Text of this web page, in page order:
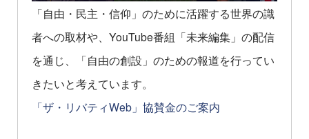
「自由・民主・信仰」のために活躍する世界の識
者への取材や、YouTube番組「未来編集」の配信
を通じ、「自由の創設」のための報道を行ってい
きたいと考えています。
「ザ・リバティWeb」協賛金のご案内